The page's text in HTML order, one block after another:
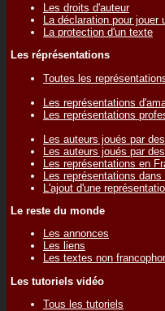
Les droits d'auteur
La déclaration pour jouer
La protection d'un texte
Les réprésentations
Toutes les
Les représentations
Les représentations
Les auteurs joués par
Les auteurs joués par
Les représentations en
Les représentations dans
L'ajout d'une
Le reste du monde
Les annonces
Les liens
Les textes non
Les tutoriels vidéo
Tous les tutoriels